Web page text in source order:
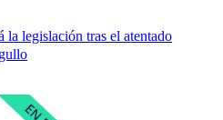
la legislación tras el atentado